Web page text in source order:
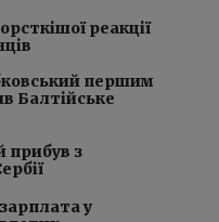
реакції
першим
Балтійське
прибув з
у